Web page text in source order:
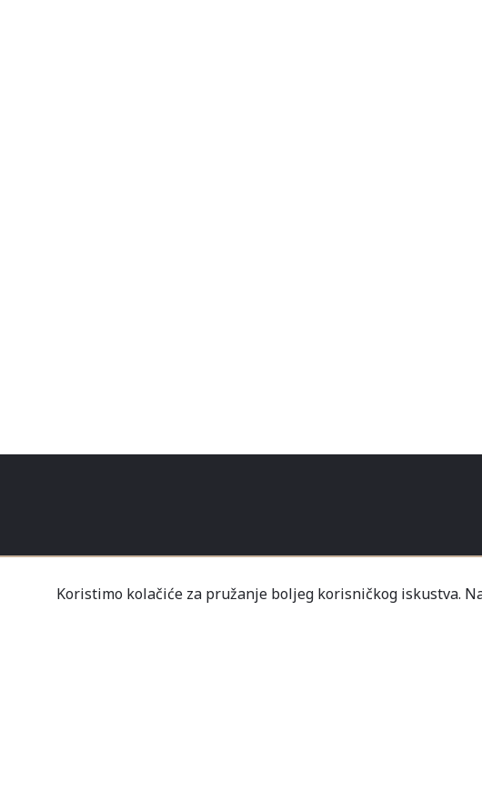
Koristimo kolačiće za pružanje boljeg korisničkog iskustva.